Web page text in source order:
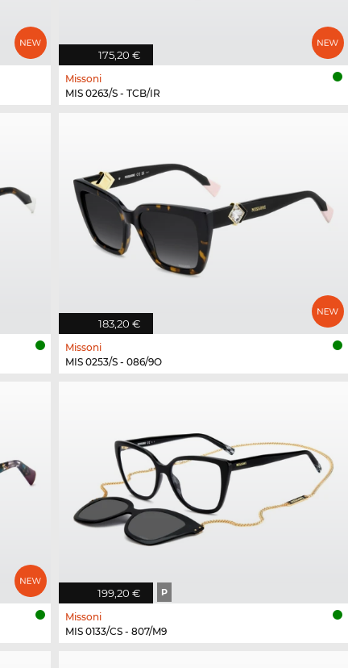
175,20 €
Missoni
MIS 0263/S - TCB/IR
183,20 €
Missoni
MIS 0253/S - 086/9O
199,20 € P
Missoni
MIS 0133/CS - 807/M9